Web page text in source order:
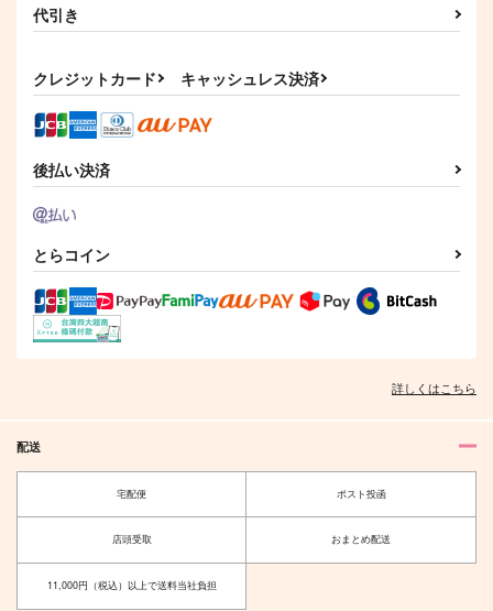
どこでだって会えるか
ロマン大砲
1,100円（税込）
碧棺左馬刻×神宮寺寂雷 神宮寺寂雷×観音坂独歩
605円（税込）
神宮寺寂雷×観音坂独歩
作品詳細
代引き
クレジットカード キャッシュレス決済
後払い決済
とらコイン
詳しくはこちら
配送
宅配便 ポスト投函
店頭受取 おまとめ配送
11,000円（税込）以上で送料当社負担